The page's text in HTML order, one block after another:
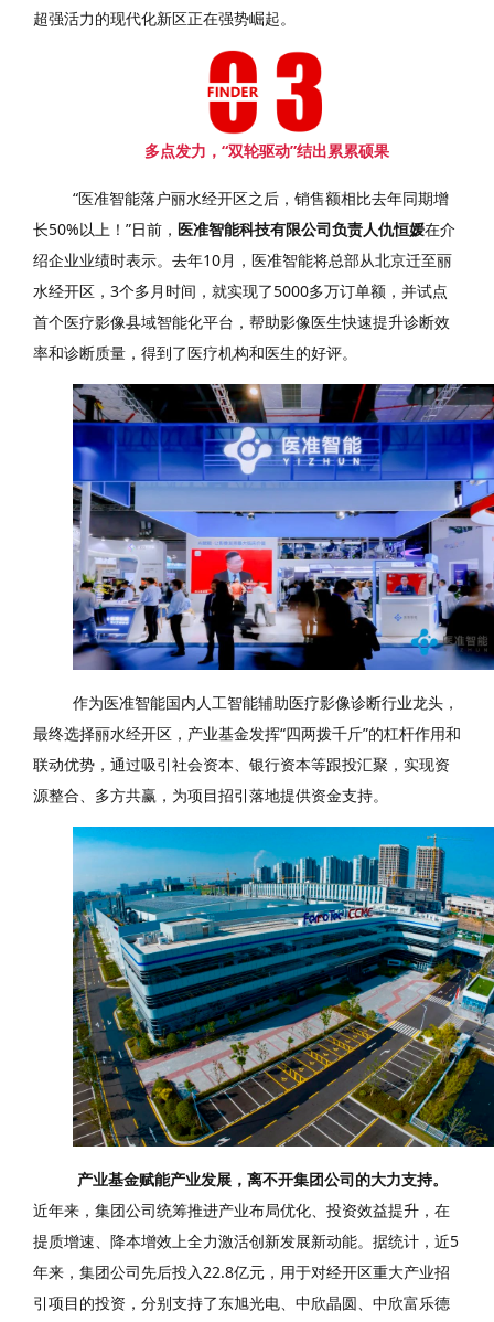
超强活力的现代化新区正在强势崛起。
多点发力，“双轮驱动”结出累累硕果
“医准智能落户丽水经开区之后，销售额相比去年同期增
长50%以上！”日前， 医准智能科技有限公司负责人仇恒媛在介
绍企业业绩时表示。去年10月，医准智能将总部从北京迁至丽
水经开区，3个多月时间，就实现了5000多万订单额，并试点
首个医疗影像县域智能化平台，帮助影像医生快速提升诊断效
率和诊断质量，得到了医疗机构和医生的好评。
作为医准智能国内人工智能辅助医疗影像诊断行业龙头，
最终选择丽水经开区，产业基金发挥“四两拨千斤”的杠杆作用和
联动优势，通过吸引社会资本、银行资本等跟投汇聚，实现资
源整合、多方共赢，为项目招引落地提供资金支持。
产业基金赋能产业发展，离不开集团公司的大力支持。
近年来，集团公司统筹推进产业布局优化、投资效益提升，在
提质增速、降本增效上全力激活创新发展新动能。据统计，近5
年来，集团公司先后投入22.8亿元，用于对经开区重大产业招
引项目的投资，分别支持了东旭光电、中欣晶圆、中欣富乐德